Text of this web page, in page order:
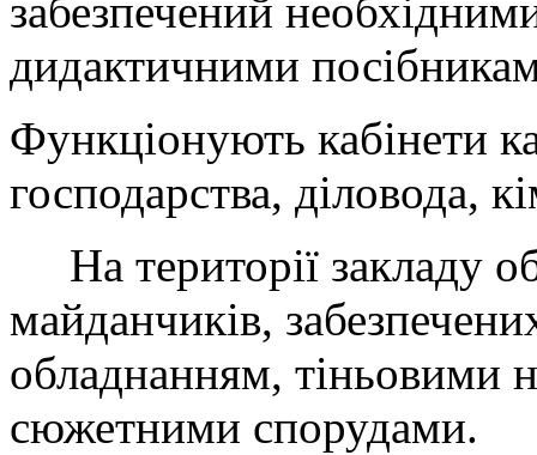
забезпечений
дидактичними
Функціонують кабінети
господарства, діловода,
На території закладу
майданчиків,
обладнанням, тіньовими
сюжетними спорудами.